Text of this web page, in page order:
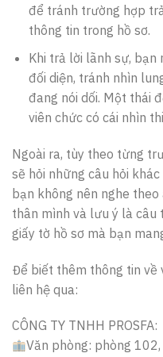
để tránh trường hợp
thông tin trong hồ sơ.
Khi trả lời lãnh sự, bạn
đối diện, tránh nhìn
đang nói dối. Một thái
viên chức có cái nhìn
Ngoài ra, tùy theo từng
sẽ hỏi những câu hỏi
bạn không nên nghe
thân mình và lưu ý là câu
giấy tờ hồ sơ mà bạn
Để biết thêm thông tin về
liên hệ qua:
CÔNG TY TNHH PROSFA:
Văn phòng: phòng